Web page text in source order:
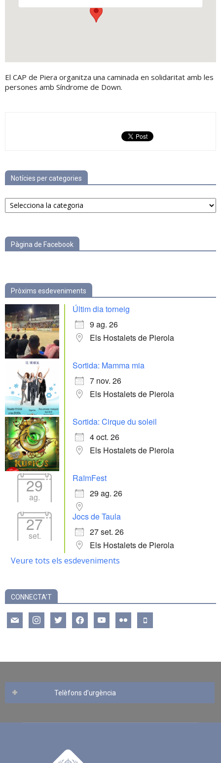
El CAP de Piera organitza una caminada en solidaritat amb les
persones amb Síndrome de Down.
Notícies per categories
Notícies
per
Pàgina de Facebook
Pròxims esdeveniments
Últim dia torneig
9 ag. 26
Els Hostalets de Pierola
Sortida: Mamma mia
7 nov. 26
Els Hostalets de Pierola
Sortida: Cirque du soleil
4 oct. 26
Els Hostalets de Pierola
29
ag.
RaïmFest
29 ag. 26
27
set.
Jocs de Taula
27 set. 26
Els Hostalets de Pierola
Veure tots els esdeveniments
CONNECTA’T
mail instagramtwitter facebookyoutube flickr mobile
Telèfons d’urgència